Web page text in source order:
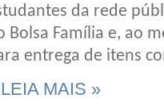
da rede
Bolsa Família e, ao
entrega de itens
MAIS »